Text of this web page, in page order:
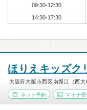
09:30-12:30
14:30-17:30
ほりえキッズク
大阪府大阪市西区南堀江（西大
ネット予約 マイナ受